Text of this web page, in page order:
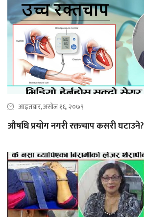
आइतबार, असोज १६, २०७९
औषधि प्रयोग नगरी रक्तचाप कसरी घटाउने?